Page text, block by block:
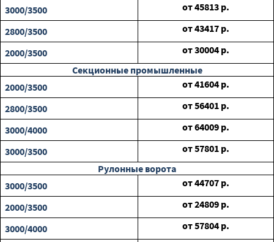
3000/3500
от45813 р.
2800/3500
от43417 р.
2000/3500
от30004 р.
Секционные промышленные
2000/3500
от41604 р.
2800/3500
от56401 р.
3000/4000
от64009 р.
3000/3500
от57801 р.
Рулонные ворота
3000/3500
от44707 р.
2000/3500
от24809 р.
3000/4000
от57804 р.